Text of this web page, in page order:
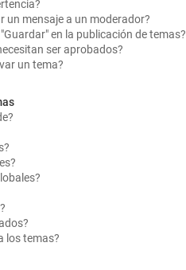
un mensaje a un moderador?
en la publicación de temas?
ser aprobados?
un tema?
los temas?